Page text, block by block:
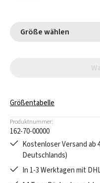
Größe wählen
Größentabelle
Produktnummer:
162-70-00000
Kostenloser Versand ab
Deutschlands)
In 1-3 Werktagen mit